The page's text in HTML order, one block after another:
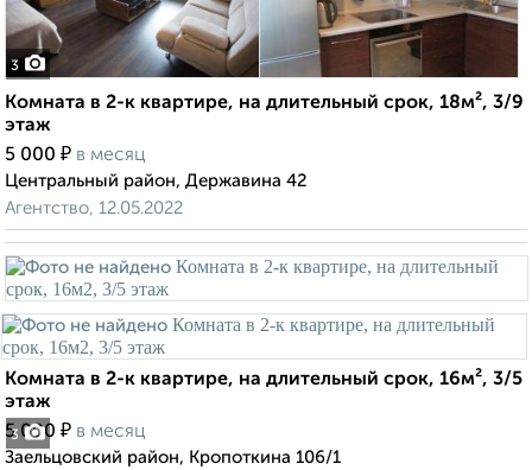
3
Комната в 2-к квартире, на длительный срок, 18м², 3/9
этаж
5 000 ₽ в месяц
Центральный район, Державина 42
Агентство, 12.05.2022
3
Комната в 2-к квартире, на длительный срок, 16м², 3/5
этаж
5 000 ₽ в месяц
Заельцовский район, Кропоткина 106/1